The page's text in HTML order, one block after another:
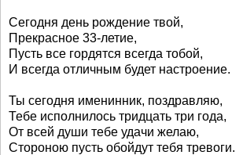
Сегодня день рождение твой,
Прекрасное 33-летие,
Пусть все гордятся всегда тобой,
И всегда отличным будет настроение.
Ты сегодня именинник, поздравляю,
Тебе исполнилось тридцать три года,
От всей души тебе удачи желаю,
Стороною пусть обойдут тебя тревоги.